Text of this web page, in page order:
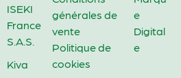
ISEKI
France
S.A.S.
Kiva
générales de
vente
Politique de
cookies
e
Digital
e